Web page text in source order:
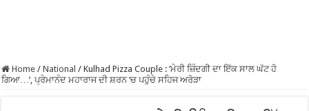
Home / National / Kulhad Pizza Couple : ‘ਮੇਰੀ ਜ਼ਿੰਦਗੀ ਦਾ ਇੱਕ ਸਾਲ ਘੱਟ ਹੋ
ਗਿਆ…’, ਪ੍ਰੇਮਾਨੰਦ ਮਹਾਰਾਜ ਦੀ ਸ਼ਰਨ ‘ਚ ਪਹੁੰਚੇ ਸਹਿਜ ਅਰੋੜਾ